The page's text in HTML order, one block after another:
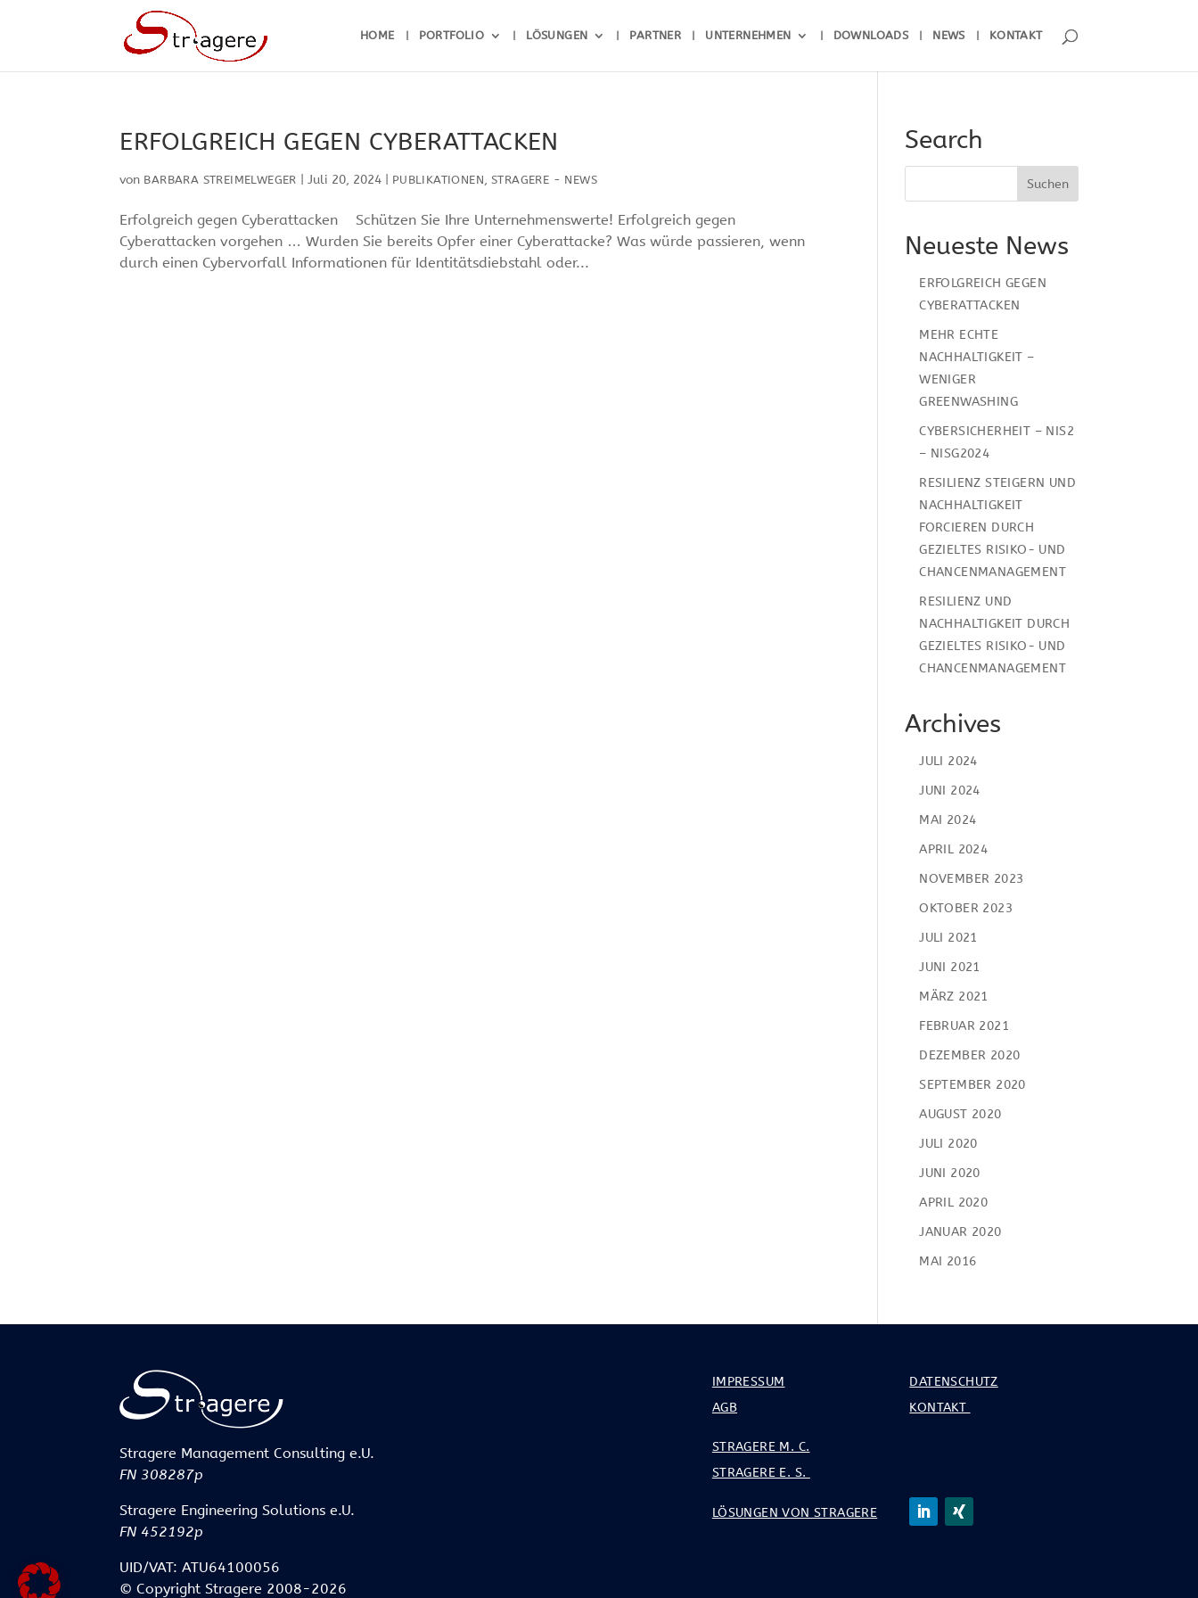
HOME PORTFOLIO LÖSUNGEN PARTNER UNTERNEHMEN DOWNLOADS NEWS KONTAKT
ERFOLGREICH GEGEN CYBERATTACKEN
von BARBARA STREIMELWEGER Juli 20, 2024| PUBLIKATIONEN,STRAGERE - NEWS
Erfolgreich gegen Cyberattacken Schützen Sie Ihre Unternehmenswerte! Erfolgreich gegen
Cyberattacken vorgehen … Wurden Sie bereits Opfer einer Cyberattacke? Was würde passieren, wenn
durch einen Cybervorfall Informationen für Identitätsdiebstahl oder...
Search
Neueste News
ERFOLGREICH GEGEN
CYBERATTACKEN
MEHR ECHTE
NACHHALTIGKEIT –
WENIGER
GREENWASHING
CYBERSICHERHEIT – NIS2
– NISG2024
RESILIENZ STEIGERN UND
NACHHALTIGKEIT
FORCIEREN DURCH
GEZIELTES RISIKO- UND
CHANCENMANAGEMENT
RESILIENZ UND
NACHHALTIGKEIT DURCH
GEZIELTES RISIKO- UND
CHANCENMANAGEMENT
Archives
JULI 2024
JUNI 2024
MAI 2024
APRIL 2024
NOVEMBER 2023
OKTOBER 2023
JULI 2021
JUNI 2021
MÄRZ 2021
FEBRUAR 2021
DEZEMBER 2020
SEPTEMBER 2020
AUGUST 2020
JULI 2020
JUNI 2020
APRIL 2020
JANUAR 2020
MAI 2016
Stragere Management Consulting e.U.
FN 308287p
Stragere Engineering Solutions e.U.
FN 452192p
UID/VAT: ATU64100056
© Copyright Stragere 2008-2026
IMPRESSUM
AGB
STRAGERE M. C.
STRAGERE E. S.
LÖSUNGEN VON STRAGERE
DATENSCHUTZ
KONTAKT